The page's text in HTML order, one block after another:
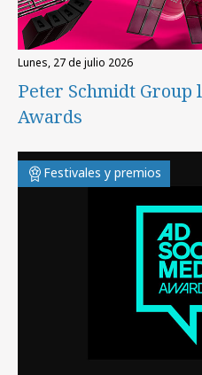
lunes, 27 de julio 2026
Peter Schmidt Group
Awards
Festivales y premios